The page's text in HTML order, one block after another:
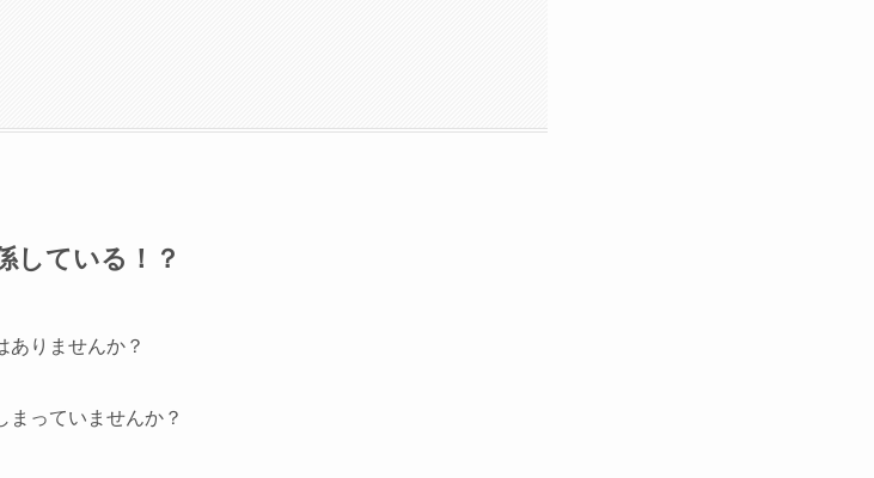
している！？
ありませんか？
まっていませんか？